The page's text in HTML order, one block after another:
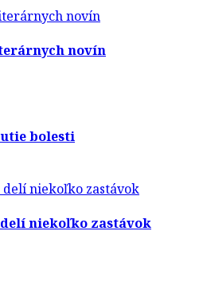
novín
bolesti
delí niekoľko zastávok